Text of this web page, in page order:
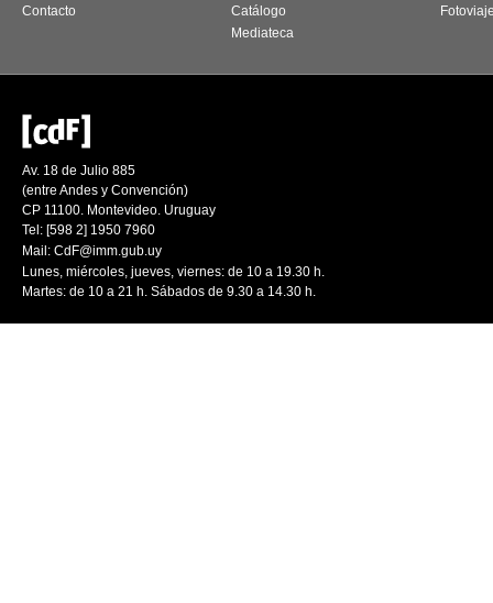
Contacto
Catálogo
Mediateca
Av. 18 de Julio 885
(entre Andes y Convención)
CP 11100. Montevideo. Uruguay
Tel: [598 2] 1950 7960
Mail: CdF@imm.gub.uy
Lunes, miércoles, jueves, viernes: de 10 a 19.30 h.
Martes: de 10 a 21 h. Sábados de 9.30 a 14.30 h.